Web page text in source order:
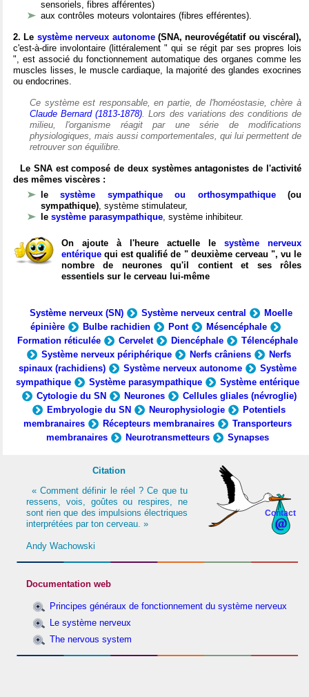
sensoriels, fibres afférentes)
aux contrôles moteurs volontaires (fibres efférentes).
2. Le système nerveux autonome(SNA, neurovégétatif ou viscéral),
c'est-à-dire involontaire (littéralement " qui se régit par ses propres lois
", est associé du fonctionnement automatique des organes comme les
muscles lisses, le muscle cardiaque, la majorité des glandes exocrines
ou endocrines.
Ce système est responsable, en partie, de l'homéostasie, chère à
Claude Bernard (1813-1878). Lors des variations des conditions de
milieu, l'organisme réagit par une série de modifications
physiologiques, mais aussi comportementales, qui lui permettent de
retrouver son équilibre.
Le SNA est composé de deux systèmes antagonistes de l'activité
des mêmes viscères :
lesystème sympathique ou orthosympathique(ou
sympathique), système stimulateur,
le système parasympathique, système inhibiteur.
On ajoute à l'heure actuelle le système nerveux
entérique qui est qualifié de " deuxième cerveau ", vu le
nombre de neurones qu'il contient et ses rôles
essentiels sur le cerveau lui-même
Système nerveux (SN) Système nerveux central
Moelle
épinière
Bulbe rachidien Pont
Mésencéphale
Formation réticulée
Cervelet Diencéphale
Télencéphale
Système nerveux périphérique
Nerfs crâniens
Nerfs
spinaux (rachidiens)
Système nerveux autonome
Système
sympathique
Système parasympathique
Système entérique
Cytologie du SN
Neurones
Cellules gliales (névroglie)
Embryologie du SN
Neurophysiologie
Potentiels
membranaires
Récepteurs membranaires
Transporteurs
membranaires
Neurotransmetteurs Synapses
Contact
Citation
« Comment définir le réel ? Ce que tu
ressens, vois, goûtes ou respires, ne
sont rien que des impulsions électriques
interprétées par ton cerveau. »
Andy Wachowski
Documentation web
Principes généraux de fonctionnement du système nerveux
Le système nerveux
The nervous system